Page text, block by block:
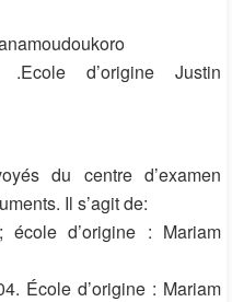
d’origine Justin
du centre d’examen
Il s’agit de:
d’origine : Mariam
École d’origine : Mariam